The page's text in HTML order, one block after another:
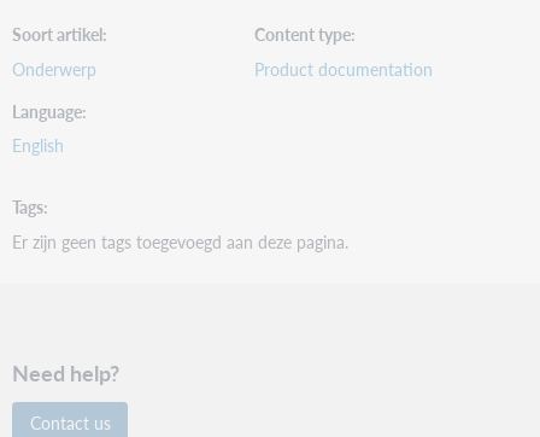
Soort artikel
Onderwerp
Content type
Product documentation
Language
English
Tags
Er zijn geen tags toegevoegd aan deze pagina.
Need help?
Contact us